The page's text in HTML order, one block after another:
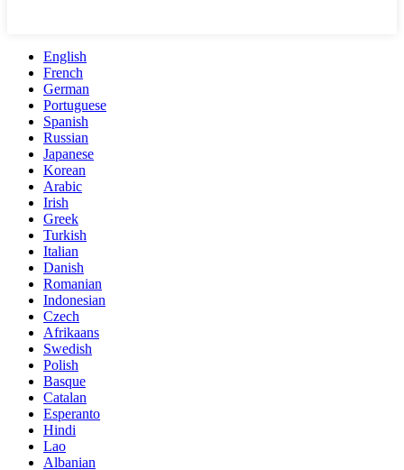
English
French
German
Portuguese
Spanish
Russian
Japanese
Korean
Arabic
Irish
Greek
Turkish
Italian
Danish
Romanian
Indonesian
Czech
Afrikaans
Swedish
Polish
Basque
Catalan
Esperanto
Hindi
Lao
Albanian